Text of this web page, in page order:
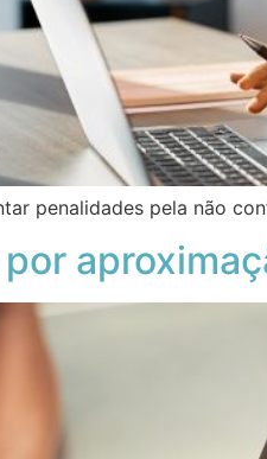
penalidades pela não